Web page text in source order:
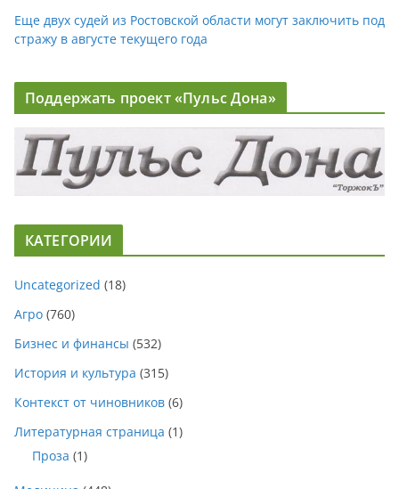
Еще двух судей из Ростовской области могут заключить под
стражу в августе текущего года
Поддержать проект «Пульс Дона»
КАТЕГОРИИ
Uncategorized (18)
Агро (760)
Бизнес и финансы (532)
История и культура (315)
Контекст от чиновников (6)
Литературная страница (1)
Проза (1)